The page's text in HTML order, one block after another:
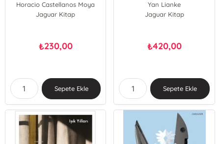
Horacio Castellanos Moya
Jaguar Kitap
₺230,00
Sepete Ekle
Yan Lianke
Jaguar Kitap
₺420,00
Sepete Ekle